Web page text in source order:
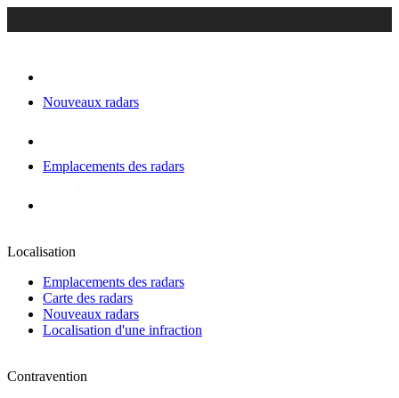
Nouveaux radars
Emplacements des radars
Localisation
Emplacements des radars
Carte des radars
Nouveaux radars
Localisation d'une infraction
Contravention